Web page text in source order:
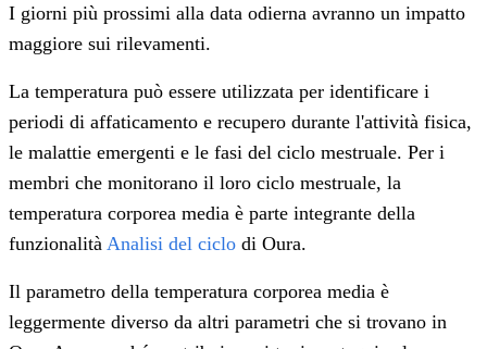
I giorni più prossimi alla data odierna avranno un impatto
maggiore sui rilevamenti.
La temperatura può essere utilizzata per identificare i
periodi di affaticamento e recupero durante l'attività fisica,
le malattie emergenti e le fasi del ciclo mestruale. Per i
membri che monitorano il loro ciclo mestruale, la
temperatura corporea media è parte integrante della
funzionalità Analisi del ciclo di Oura.
Il parametro della temperatura corporea media è
leggermente diverso da altri parametri che si trovano in